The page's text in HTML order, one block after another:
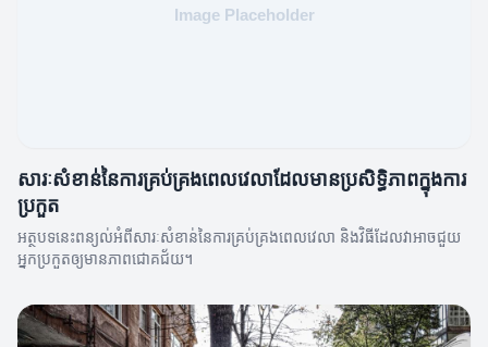
សារៈសំខាន់នៃការគ្រប់គ្រងពេលវេលាដែលមានប្រសិទ្ធិភាពក្នុងការ
ប្រកួត
អត្ថបទនេះពន្យល់អំពីសារៈសំខាន់នៃការគ្រប់គ្រងពេលវេលា និងវិធីដែលវាអាចជួយ
អ្នកប្រកួតឲ្យមានភាពជោគជ័យ។